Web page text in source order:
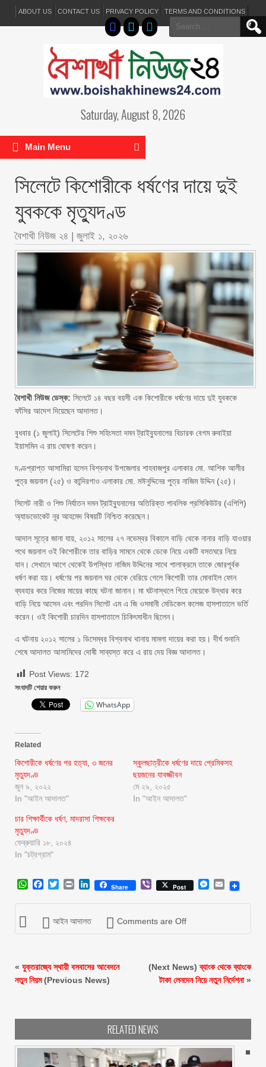
ABOUT US CONTACT US PRIVACY POLICY TERMS AND CONDITIONS
Search
for:
Saturday, August 8, 2026
Main Menu
সিলেটে কিশোরীকে ধর্ষণের দায়ে দুই
যুবককে মৃত্যুদণ্ড
বৈশাখী নিউজ ২৪ | জুলাই ১, ২০২৬
বৈশাখী নিউজ ডেস্ক: সিলেটে ১৪ বছর বয়সী এক কিশোরীকে ধর্ষণের দায়ে দুই যুবককে
ফাঁসির আদেশ দিয়েছেন আদালত।
বুধবার (১ জুলাই) সিলেটের শিশু সহিংসতা দমন ট্রাইব্যুনালের বিচারক বেগম রুবাইয়া
ইয়াসমিন এ রায় ঘোষণা করেন।
দণ্ডপ্রাপ্ত আসামিরা হলেন বিশ্বনাথ উপজেলার শাহবাজপুর এলাকার মো. আশিক আলীর
পুত্র জয়নাল (২৫) ও কান্দিরগাও এলাকার মো. মঈনুদ্দিনের পুত্র নাজিম উদ্দিন (২৫)।
সিলেট নারী ও শিশু নির্যাতন দমন ট্রাইব্যুনালের অতিরিক্ত পাবলিক প্রসিকিউটর (এপিপি)
অ্যাডভোকেট নূর আহমেদ বিষয়টি নিশ্চিত করেছেন।
আদাল সূত্রে জানা যায়, ২০১২ সালের ২৭ নভেম্বর বিকালে বাড়ি থেকে নানার বাড়ি যাওয়ার
পথে জয়নাল ওই কিশোরীকে তার বাড়ির সামনে থেকে ডেকে নিয়ে একটি বসতঘরে নিয়ে
যান। সেখানে আগে থেকেই উপস্থিত নাজিম উদ্দিনের সাথে পালাক্রমে তাকে জোরপূর্বক
ধর্ষণ করা হয়। ধর্ষণের পর জয়নাল ঘর থেকে বেরিয়ে গেলে কিশোরী তার মোবাইল ফোন
ব্যবহার করে নিজের মায়ের কাছে ঘটনা জানান। মা ঘটনাস্থলে গিয়ে মেয়েকে উদ্ধার করে
বাড়ি নিয়ে আসেন এবং পরদিন সিলেট এম এ জি ওসমানী মেডিকেল কলেজ হাসপাতালে ভর্তি
করেন। ওই কিশোরী চারদিন হাসপাতালে চিকিৎসাধীন ছিলেন।
এ ঘটনায় ২০১২ সালের ১ ডিসেম্বর বিশ্বনাথ থানায় মামলা দায়ের করা হয়। দীর্ঘ শুনানি
শেষে আদালত আসামিদের দোষী সাব্যস্ত করে এ রায় দেয় বিজ্ঞ আদালত।
Post Views: 172
সংবাদটি শেয়ার করুন
WhatsApp
Related
কিশোরীকে ধর্ষণের পর হত্যা, ৩ জনের
মৃত্যুদণ্ড
জুন ৯, ২০২২
In "আইন আদালত"
স্কুলছাত্রীকে ধর্ষণের দায়ে প্রেমিকসহ
ছয়জনের যাবজ্জীবন
মে ২৯, ২০২৫
In "আইন আদালত"
চার শিক্ষার্থীকে ধর্ষণ, মাদরাসা শিক্ষকের
মৃত্যুদণ্ড
ফেব্রুয়ারি ১৮, ২০২৪
In "চট্রগ্রাম"
WhatsApp
Facebook
Twitter
Print LinkedIn
Share ViberPost Messenger
Email
আইন আদালত Comments are Off
« যুক্তরাজ্যে স্থায়ী বসবাসের আবেদনে
নতুন নিয়ম(Previous News)
(Next News)ব্যাংক থেকে ব্যাংকে
টাকা লেনদেন নিয়ে নতুন নির্দেশনা»
RELATED NEWS